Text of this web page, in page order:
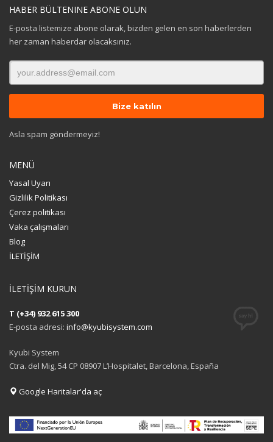
HABER BÜLTENINE ABONE OLUN
E-posta listemize abone olarak, bizden gelen en son haberlerden
her zaman haberdar olacaksınız.
Asla spam göndermeyiz!
MENÜ
Yasal Uyarı
Gizlilik Politikası
Çerez politikası
Vaka çalışmaları
Blog
İLETİŞİM
İLETİŞİM KURUN
T (+34) 932 615 300
E-posta adresi: info@kyubisystem.com
Kyubi System
Ctra. del Mig, 54 CP 08907 L’Hospitalet, Barcelona, España
Google Haritalar'da aç